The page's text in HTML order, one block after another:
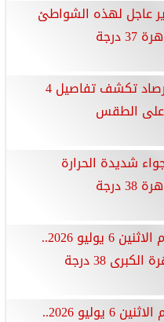
عاجل لهذه الشواطئ
الرطوبة الأبرز.. الأرصاد تكشف تفاصيل 4
على الطقس
شديدة الحرارة
درجات الحرارة اليوم الاثنين 6 يوليو 2026..
38 درجة
حالة الطقس اليوم الاثنين 6 يوليو 2026..